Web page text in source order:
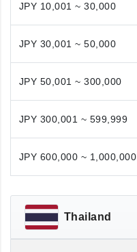
JPY 10,001 ~ 30,000
JPY 30,001 ~ 50,000
JPY 50,001 ~ 300,000
JPY 300,001 ~ 599,999
JPY 600,000 ~ 1,000,000
Thailand